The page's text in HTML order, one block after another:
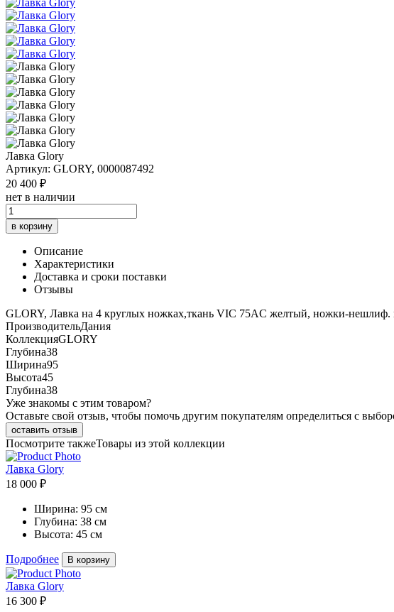
Лавка Glory
Артикул: GLORY, 0000087492
20 400 ₽
нет в наличии
в корзину
Описание
Характеристики
Доставка и сроки поставки
Отзывы
GLORY, Лавка на 4 круглых ножках,ткань VIC 75AC желтый, ножки-
ПроизводительДания
КоллекцияGLORY
Глубина38
Ширина95
Высота45
Глубина38
Уже знакомы с этим товаром?
Оставьте свой отзыв, чтобы помочь другим покупателям определиться с
оставить отзыв
Посмотрите такжеТовары из этой коллекции
Лавка Glory
18 000 ₽
Ширина: 95 см
Глубина: 38 см
Высота: 45 см
Подробнее В корзину
Лавка Glory
16 300 ₽